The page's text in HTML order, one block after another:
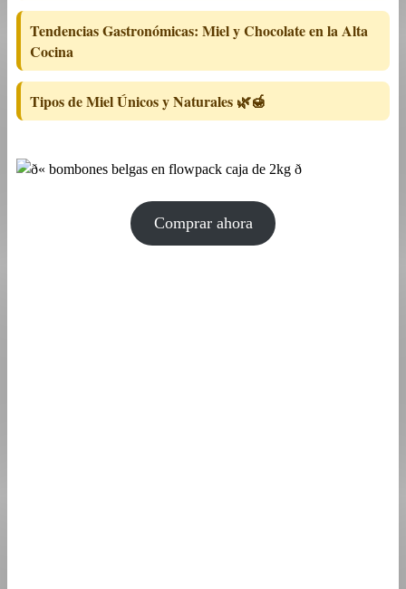
Tendencias Gastronómicas: Miel y Chocolate en la Alta
Cocina
Tipos de Miel Únicos y Naturales 🌿🍯
Comprar ahora